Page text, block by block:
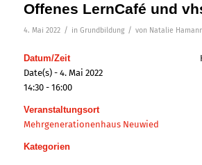
Offenes LernCafé und
4. Mai 2022 / in Grundbildung / von Natalie Hamann
Datum/Zeit
Date(s) - 4. Mai 2022
14:30 - 16:00
Veranstaltungsort
Mehrgenerationenhaus Neuwied
Kategorien